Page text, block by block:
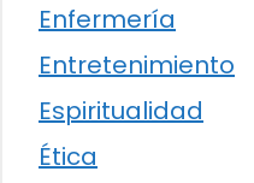
Enfermería
Entretenimiento
Espiritualidad
Ética